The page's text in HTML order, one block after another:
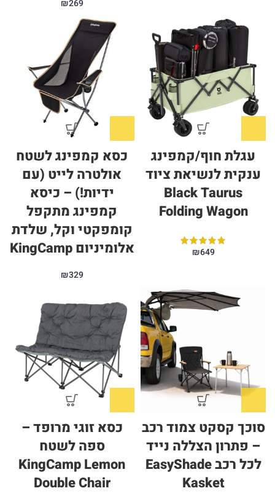
₪269
עגלת חוף/קמפינג
ענקית לנשיאת ציוד
Black Taurus
Folding Wagon
₪649
כסא קמפינג לשטח
אולטרה לייט (עם
ידיות!) – כיסא
קמפינג מתקפל
קומפקטי וקל, שלדת
אלומיניום KingCamp
₪329
סוכך קסקט צמוד רכב
– פתרון הצללה נייד
לכל רכב EasyShade
Kasket
כסא זוגי מרופד –
ספה לשטח
KingCamp Lemon
Double Chair